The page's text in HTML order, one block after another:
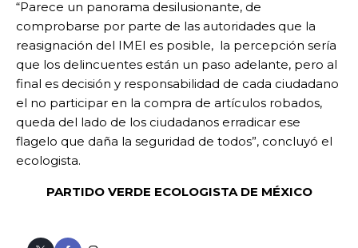
“Parece un panorama desilusionante, de
comprobarse por parte de las autoridades que la
reasignación del IMEI es posible, la percepción sería
que los delincuentes están un paso adelante, pero al
final es decisión y responsabilidad de cada ciudadano
el no participar en la compra de artículos robados,
queda del lado de los ciudadanos erradicar ese
flagelo que daña la seguridad de todos”, concluyó el
ecologista.
PARTIDO VERDE ECOLOGISTA DE MÉXICO